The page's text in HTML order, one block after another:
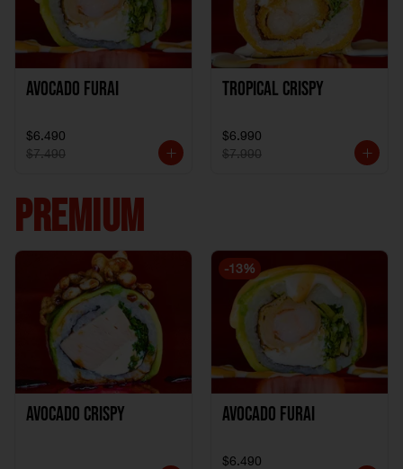
Avocado Furai
$6.490
$7.490
Tropical crispy
$6.990
$7.990
PREMIUM
Avocado Crispy
-13%
Avocado Furai
$6.490